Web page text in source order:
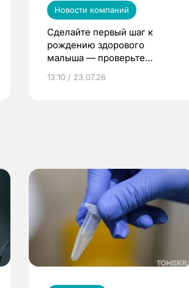
Новости компаний
Сделайте первый шаг к
рождению здорового
малыша — проверьте
по ОМС!
13:10 / 23.07.26